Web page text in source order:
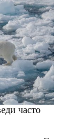
часто